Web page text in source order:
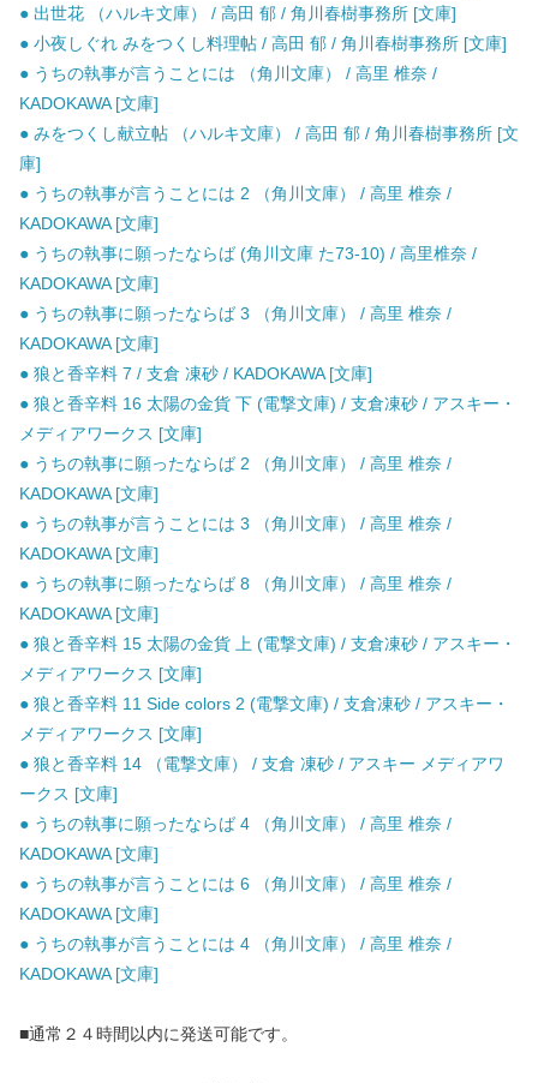
● 出世花 （ハルキ文庫） / 高田 郁 / 角川春樹事務所 [文庫]
● 小夜しぐれ みをつくし料理帖 / 高田 郁 / 角川春樹事務所 [文庫]
● うちの執事が言うことには （角川文庫） / 高里 椎奈 /
KADOKAWA [文庫]
● みをつくし献立帖 （ハルキ文庫） / 高田 郁 / 角川春樹事務所 [文
庫]
● うちの執事が言うことには 2 （角川文庫） / 高里 椎奈 /
KADOKAWA [文庫]
● うちの執事に願ったならば (角川文庫 た73-10) / 高里椎奈 /
KADOKAWA [文庫]
● うちの執事に願ったならば 3 （角川文庫） / 高里 椎奈 /
KADOKAWA [文庫]
● 狼と香辛料 7 / 支倉 凍砂 / KADOKAWA [文庫]
● 狼と香辛料 16 太陽の金貨 下 (電撃文庫) / 支倉凍砂 / アスキー・
メディアワークス [文庫]
● うちの執事に願ったならば 2 （角川文庫） / 高里 椎奈 /
KADOKAWA [文庫]
● うちの執事が言うことには 3 （角川文庫） / 高里 椎奈 /
KADOKAWA [文庫]
● うちの執事に願ったならば 8 （角川文庫） / 高里 椎奈 /
KADOKAWA [文庫]
● 狼と香辛料 15 太陽の金貨 上 (電撃文庫) / 支倉凍砂 / アスキー・
メディアワークス [文庫]
● 狼と香辛料 11 Side colors 2 (電撃文庫) / 支倉凍砂 / アスキー・
メディアワークス [文庫]
● 狼と香辛料 14 （電撃文庫） / 支倉 凍砂 / アスキー メディアワ
ークス [文庫]
● うちの執事に願ったならば 4 （角川文庫） / 高里 椎奈 /
KADOKAWA [文庫]
● うちの執事が言うことには 6 （角川文庫） / 高里 椎奈 /
KADOKAWA [文庫]
● うちの執事が言うことには 4 （角川文庫） / 高里 椎奈 /
KADOKAWA [文庫]
■通常２４時間以内に発送可能です。